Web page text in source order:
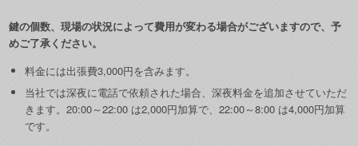
鍵の個数、現場の状況によって費用が変わる場合がございますので、予
めご了承ください。
料金には出張費3,000円を含みます。
当社では深夜に電話で依頼された場合、深夜料金を追加させていただ
きます。20:00～22:00 は2,000円加算で、22:00～8:00 は4,000円加算
です。